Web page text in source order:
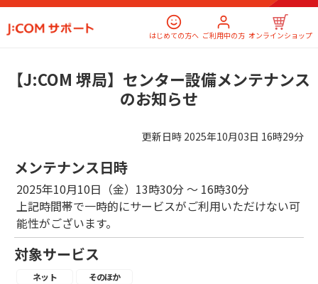
はじめての方へ ご利用中の方 オンラインショップ
【J:COM 堺局】センター設備メンテナンス
のお知らせ
更新日時 2025年10月03日 16時29分
メンテナンス日時
2025年10月10日（金）13時30分 ～ 16時30分
上記時間帯で一時的にサービスがご利用いただけない可
能性がございます。
対象サービス
ネット そのほか